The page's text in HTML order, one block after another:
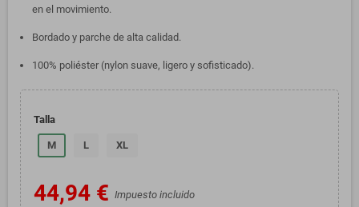
en el movimiento.
Bordado y parche de alta calidad.
100% poliéster (nylon suave, ligero y sofisticado).
Talla
M L XL
44,94 € Impuesto incluido